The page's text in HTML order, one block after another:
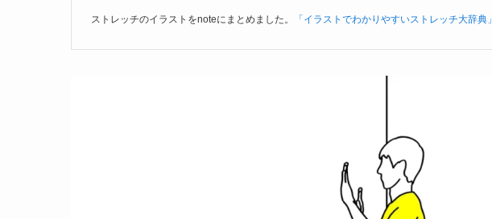
ストレッチのイラストをnoteにまとめました。 「イラストでわかりやすいストレッチ大辞典」